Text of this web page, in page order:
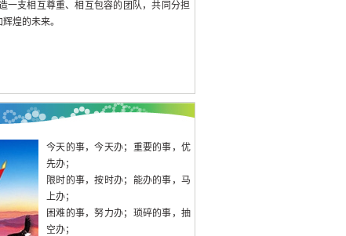
一支相互尊重、相互包容的团队，共同分担
煌的未来。
今天的事，今天办；重要的事，优
先办；
限时的事，按时办；能办的事，马
上办；
困难的事，努力办；琐碎的事，抽
空办；